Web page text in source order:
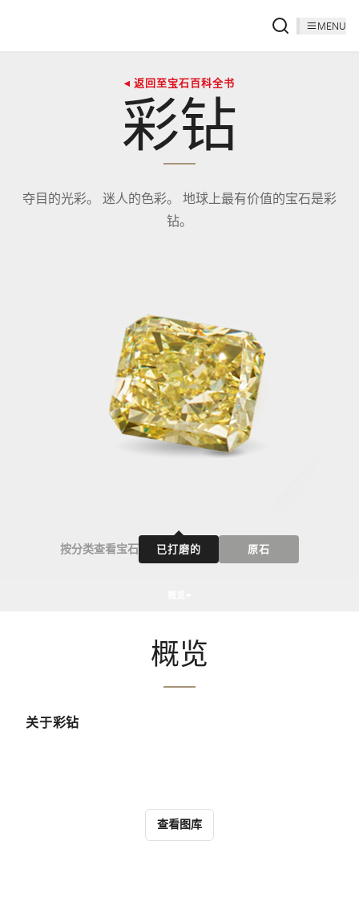
MENU
◂ 返回至宝石百科全书
彩钻
夺目的光彩。 迷人的色彩。 地球上最有价值的宝石是彩
钻。
按分类查看宝石 已打磨的 原石
概览
关于彩钻
查看图库